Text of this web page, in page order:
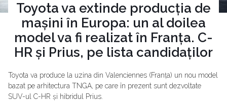
Toyota va extinde producția de
mașini în Europa: un al doilea
model va fi realizat în Franța. C-
HR și Prius, pe lista candidaților
Toyota va produce la uzina din Valenciennes (Franța) un nou model
bazat pe arhitectura TNGA, pe care în prezent sunt dezvoltate
SUV-ul C-HR și hibridul Prius.